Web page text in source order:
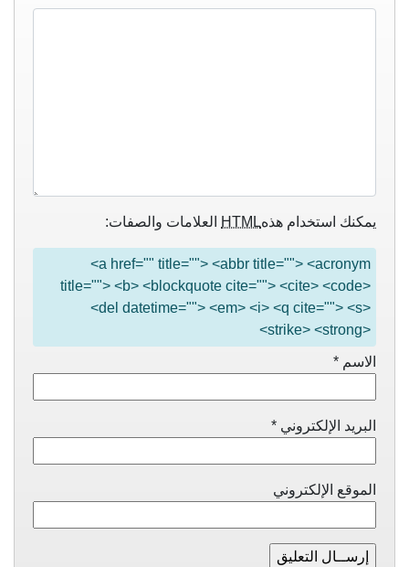
يمكنك استخدام هذهHTML العلامات والصفات:
<a href="" title=""> <abbr title=""> <acronym
title=""> <b> <blockquote cite=""> <cite> <code>
<del datetime=""> <em> <i> <q cite=""> <s>
<strike> <strong>
الاسم *
البريد الإلكتروني *
الموقع الإلكتروني